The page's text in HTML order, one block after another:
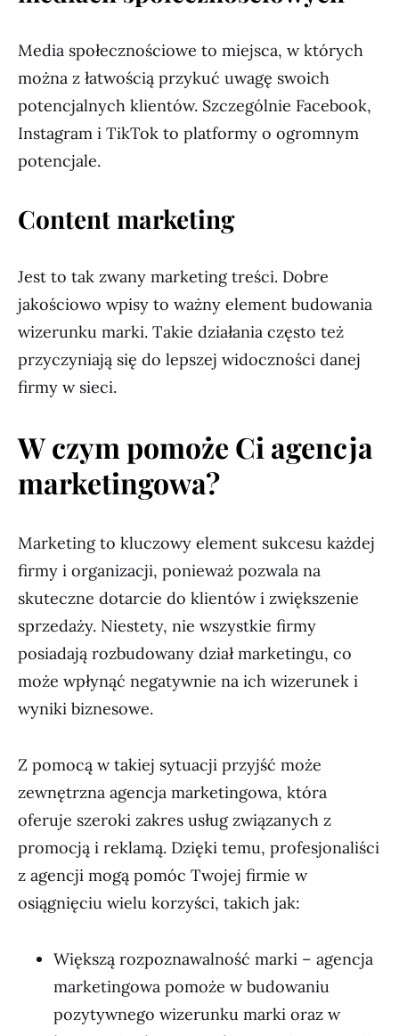
Media społecznościowe to miejsca, w których
można z łatwością przykuć uwagę swoich
potencjalnych klientów. Szczególnie Facebook,
Instagram i TikTok to platformy o ogromnym
potencjale.
Content marketing
Jest to tak zwany marketing treści. Dobre
jakościowo wpisy to ważny element budowania
wizerunku marki. Takie działania często też
przyczyniają się do lepszej widoczności danej
firmy w sieci.
W czym pomoże Ci agencja
marketingowa?
Marketing to kluczowy element sukcesu każdej
firmy i organizacji, ponieważ pozwala na
skuteczne dotarcie do klientów i zwiększenie
sprzedaży. Niestety, nie wszystkie firmy
posiadają rozbudowany dział marketingu, co
może wpłynąć negatywnie na ich wizerunek i
wyniki biznesowe.
Z pomocą w takiej sytuacji przyjść może
zewnętrzna agencja marketingowa, która
oferuje szeroki zakres usług związanych z
promocją i reklamą. Dzięki temu, profesjonaliści
z agencji mogą pomóc Twojej firmie w
osiągnięciu wielu korzyści, takich jak:
Większą rozpoznawalność marki – agencja
marketingowa pomoże w budowaniu
pozytywnego wizerunku marki oraz w